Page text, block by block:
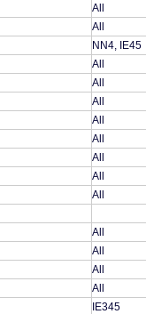
All
All
NN4, IE45
All
All
All
All
All
All
All
All
All
All
All
All
IE345